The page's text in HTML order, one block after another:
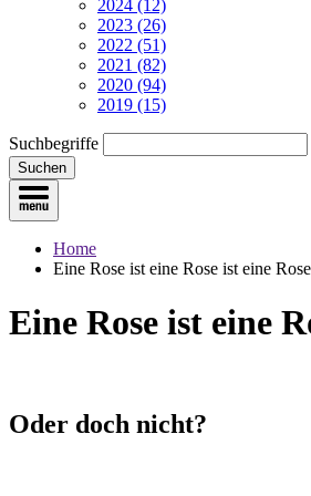
2024 (12)
2023 (26)
2022 (51)
2021 (82)
2020 (94)
2019 (15)
Suchbegriffe
Suchen
Home
Eine Rose ist eine Rose ist eine Rose
Eine Rose ist eine
Oder doch nicht?